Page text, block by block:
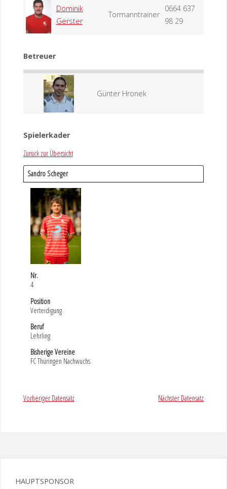
Dominik
Gerster
Tormanntrainer
0664 637
98 29
Betreuer
Günter Hronek
Spielerkader
Zurück zur Übersicht
Sandro Scheger
Nr.
4
Position
Verteidigung
Beruf
Lehrling
Bisherige Vereine
FC Thüringen Nachwuchs
Vorheriger Datensatz Nächster Datensatz
HAUPTSPONSOR